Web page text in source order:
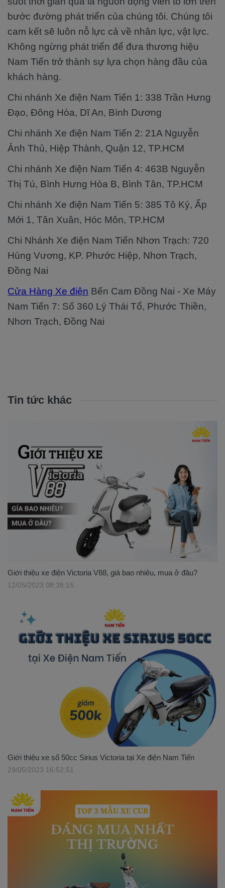
bước đường phát triển của chúng tôi. Chúng tôi
cam kết sẽ luôn nỗ lực cả về nhân lực, vật lực.
Không ngừng phát triển để đưa thương hiệu
Nam Tiến trở thành sự lựa chọn hàng đầu của
khách hàng.
Chi nhánh Xe điện Nam Tiến 1: 338 Trần Hưng
Đạo, Đông Hòa, Dĩ An, Bình Dương
Chi nhánh Xe điện Nam Tiến 2: 21A Nguyễn
Ảnh Thủ, Hiệp Thành, Quận 12, TP.HCM
Chi nhánh Xe điện Nam Tiến 4: 463B Nguyễn
Thị Tú, Bình Hưng Hòa B, Bình Tân, TP.HCM
Chi nhánh Xe điện Nam Tiến 5: 385 Tô Ký, Ấp
Mới 1, Tân Xuân, Hóc Môn, TP.HCM
Chi Nhánh Xe điện Nam Tiến Nhơn Trạch: 720
Hùng Vương, KP. Phước Hiệp, Nhơn Trạch,
Đồng Nai
Cửa Hàng Xe điện Bến Cam Đồng Nai - Xe Máy
Nam Tiến 7: Số 360 Lý Thái Tổ, Phước Thiền,
Nhơn Trạch, Đồng Nai
Tin tức khác
Giới thiệu xe điện Victoria V88, giá bao nhiêu, mua ở đâu?
12/05/2023 08:38:15
Giới thiệu xe số 50cc Sirius Victoria tại Xe điện Nam Tiến
29/05/2023 16:52:51